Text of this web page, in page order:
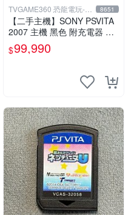
TVGAME360 恐龍電玩-台
中店
8651
【二手主機】SONY PSVITA
2007 主機 黑色 附充電器 US
B傳輸線 PS VITA PSV【台中
恐龍電玩】
$99,990